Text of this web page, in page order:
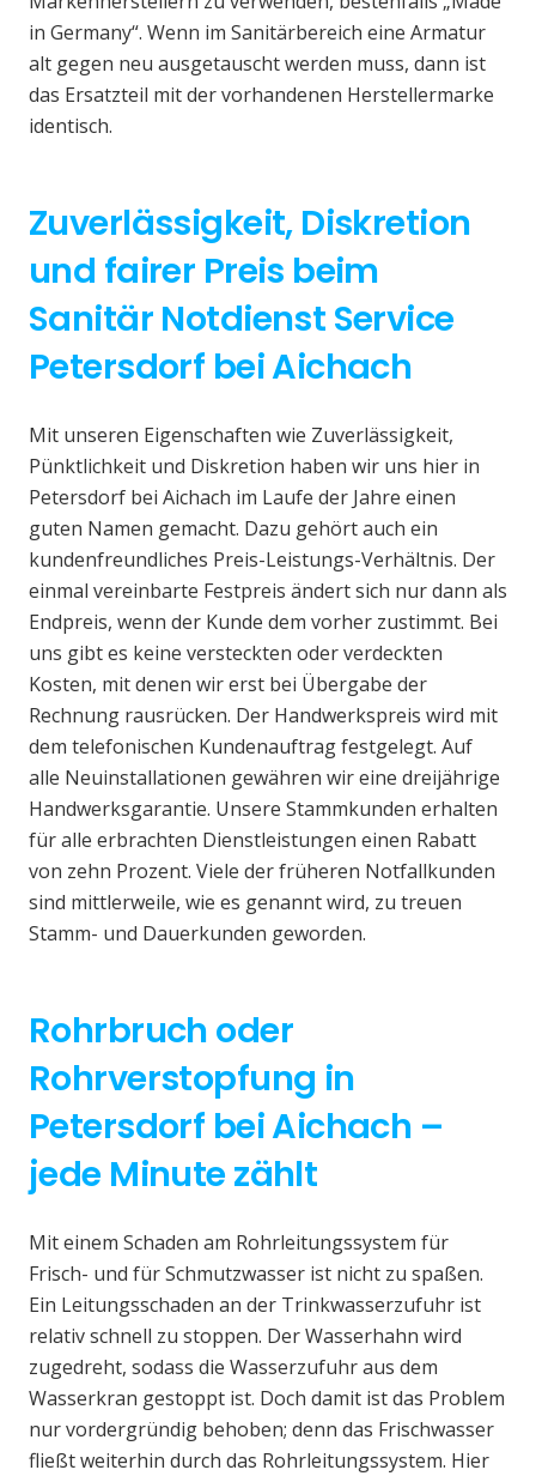
in Germany“. Wenn im Sanitärbereich eine Armatur
alt gegen neu ausgetauscht werden muss, dann ist
das Ersatzteil mit der vorhandenen Herstellermarke
identisch.
Zuverlässigkeit, Diskretion
und fairer Preis beim
Sanitär Notdienst Service
Petersdorf bei Aichach
Mit unseren Eigenschaften wie Zuverlässigkeit,
Pünktlichkeit und Diskretion haben wir uns hier in
Petersdorf bei Aichach im Laufe der Jahre einen
guten Namen gemacht. Dazu gehört auch ein
kundenfreundliches Preis-Leistungs-Verhältnis. Der
einmal vereinbarte Festpreis ändert sich nur dann als
Endpreis, wenn der Kunde dem vorher zustimmt. Bei
uns gibt es keine versteckten oder verdeckten
Kosten, mit denen wir erst bei Übergabe der
Rechnung rausrücken. Der Handwerkspreis wird mit
dem telefonischen Kundenauftrag festgelegt. Auf
alle Neuinstallationen gewähren wir eine dreijährige
Handwerksgarantie. Unsere Stammkunden erhalten
für alle erbrachten Dienstleistungen einen Rabatt
von zehn Prozent. Viele der früheren Notfallkunden
sind mittlerweile, wie es genannt wird, zu treuen
Stamm- und Dauerkunden geworden.
Rohrbruch oder
Rohrverstopfung in
Petersdorf bei Aichach –
jede Minute zählt
Mit einem Schaden am Rohrleitungssystem für
Frisch- und für Schmutzwasser ist nicht zu spaßen.
Ein Leitungsschaden an der Trinkwasserzufuhr ist
relativ schnell zu stoppen. Der Wasserhahn wird
zugedreht, sodass die Wasserzufuhr aus dem
Wasserkran gestoppt ist. Doch damit ist das Problem
nur vordergründig behoben; denn das Frischwasser
fließt weiterhin durch das Rohrleitungssystem. Hier